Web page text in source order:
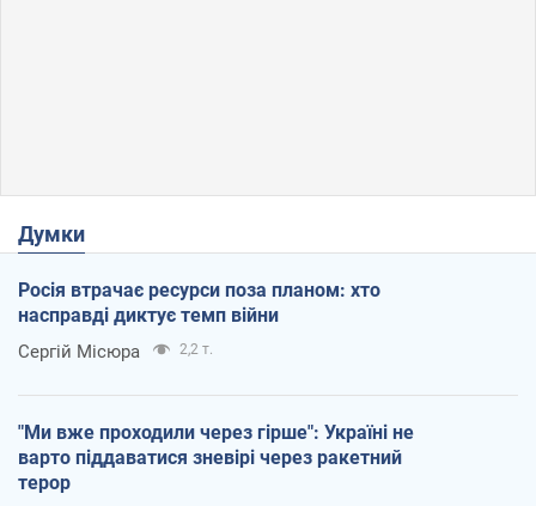
Думки
Росія втрачає ресурси поза планом: хто
насправді диктує темп війни
Сергій Місюра 2,2 т.
"Ми вже проходили через гірше": Україні не
варто піддаватися зневірі через ракетний
терор